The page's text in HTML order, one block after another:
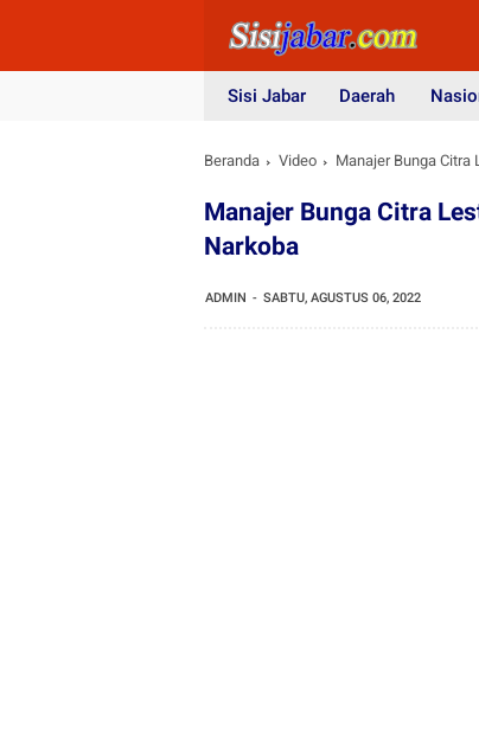
Sisi Jabar Daerah
Beranda Video Manajer Bunga Citra
Manajer Bunga Citra
Narkoba
ADMIN SABTU, AGUSTUS 06, 2022